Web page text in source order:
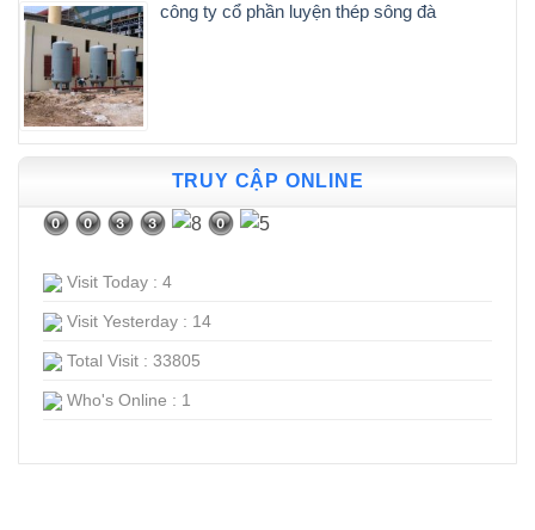
công ty cổ phần luyện thép sông đà
TRUY CẬP ONLINE
Visit Today : 4
Visit Yesterday : 14
Total Visit : 33805
Who's Online : 1